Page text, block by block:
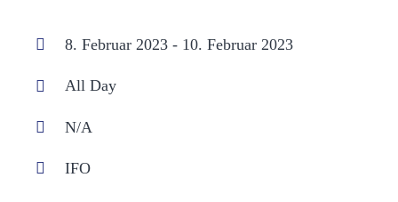
8. Februar 2023 - 10. Februar 2023
All Day
N/A
IFO